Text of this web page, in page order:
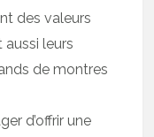
des valeurs
aussi leurs
de montres
d’offrir une